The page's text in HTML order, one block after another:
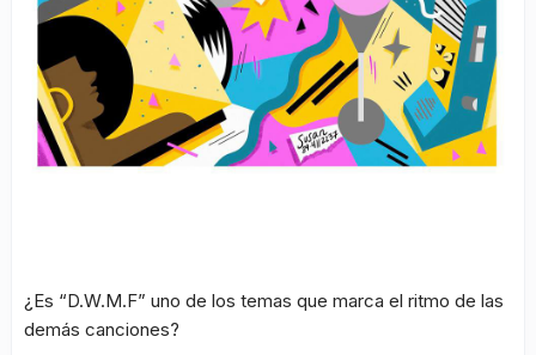
¿Es “D.W.M.F” uno de los temas que marca el ritmo de las
demás canciones?